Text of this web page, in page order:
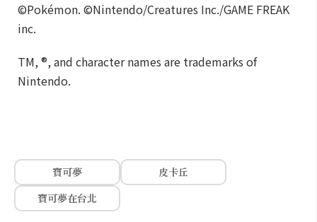
©Pokémon. ©Nintendo/Creatures Inc./GAME FREAK
inc.
TM, ®, and character names are trademarks of
Nintendo.
寶可夢
皮卡丘
寶可夢在台北